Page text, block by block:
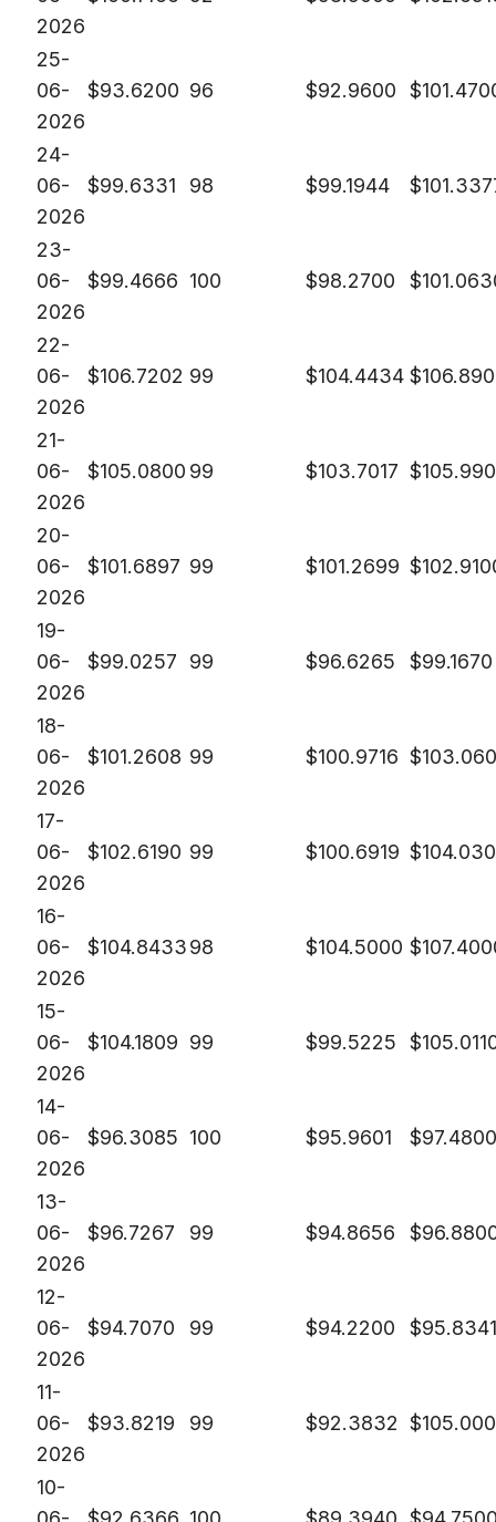
2026
25-
06-
2026
$93.6200 96 $92.9600 $
24-
06-
2026
$99.6331 98 $99.1944 $
23-
06-
2026
$99.4666 100 $98.2700 $
22-
06-
2026
$106.7202 99 $104.4434 $
21-
06-
2026
$105.0800 99 $103.7017 $
20-
06-
2026
$101.6897 99 $101.2699 $
19-
06-
2026
$99.0257 99 $96.6265 $99.1670
18-
06-
2026
$101.2608 99 $100.9716 $
17-
06-
2026
$102.6190 99 $100.6919 $
16-
06-
2026
$104.843398 $104.5000 $
15-
06-
2026
$104.1809 99 $99.5225 $
14-
06-
2026
$96.3085 100 $95.9601 $97.4800
13-
06-
2026
$96.7267 99 $94.8656 $
12-
06-
2026
$94.7070 99 $94.2200 $95.8341
11-
06-
2026
$93.8219 99 $92.3832 $
10-